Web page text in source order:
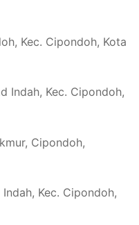
Kec. Cipondoh, Kota
Indah, Kec. Cipondoh,
Cipondoh,
Kec. Cipondoh,